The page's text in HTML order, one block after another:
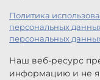
Политика
персональных
персональных
Наш веб-ресурс
информацию и не